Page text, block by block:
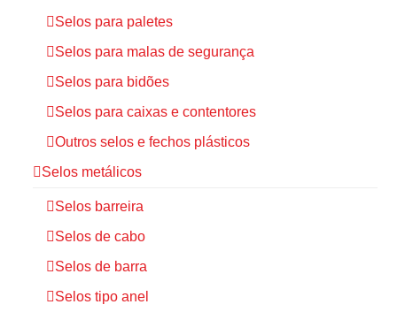
Selos para paletes
Selos para malas de segurança
Selos para bidões
Selos para caixas e contentores
Outros selos e fechos plásticos
Selos metálicos
Selos barreira
Selos de cabo
Selos de barra
Selos tipo anel